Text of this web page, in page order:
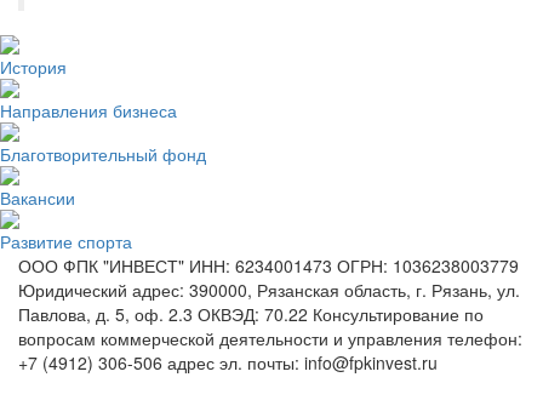
История
Направления бизнеса
Благотворительный фонд
Вакансии
Развитие спорта
ООО ФПК "ИНВЕСТ" ИНН: 6234001473 ОГРН: 1036238003779
Юридический адрес: 390000, Рязанская область, г. Рязань, ул.
Павлова, д. 5, оф. 2.3 ОКВЭД: 70.22 Консультирование по
вопросам коммерческой деятельности и управления телефон:
+7 (4912) 306-506 адрес эл. почты: info@fpkinvest.ru